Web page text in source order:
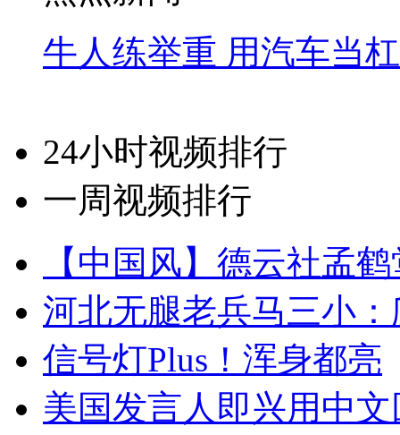
牛人练举重 用汽车当
24小时视频排行
一周视频排行
【中国风】德云社孟
河北无腿老兵马三小
信号灯Plus！浑身都亮
美国发言人即兴用中